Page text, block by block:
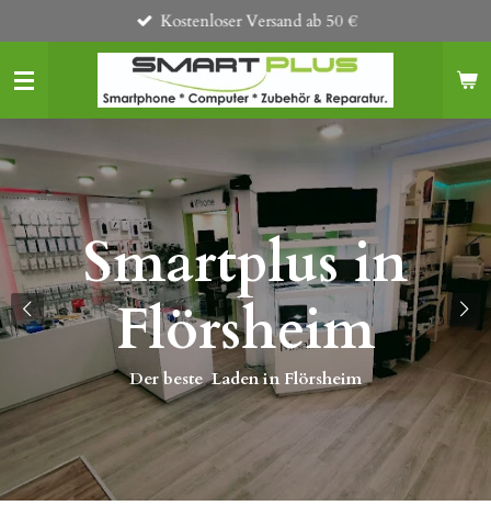
Hauptinhalt
springen
Kostenloser Versand ab 50 €
Smartplus in
Flörsheim
Der beste Laden in Flörsheim